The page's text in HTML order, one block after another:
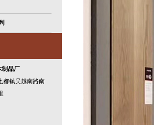
制品厂
都镇吴越南路南